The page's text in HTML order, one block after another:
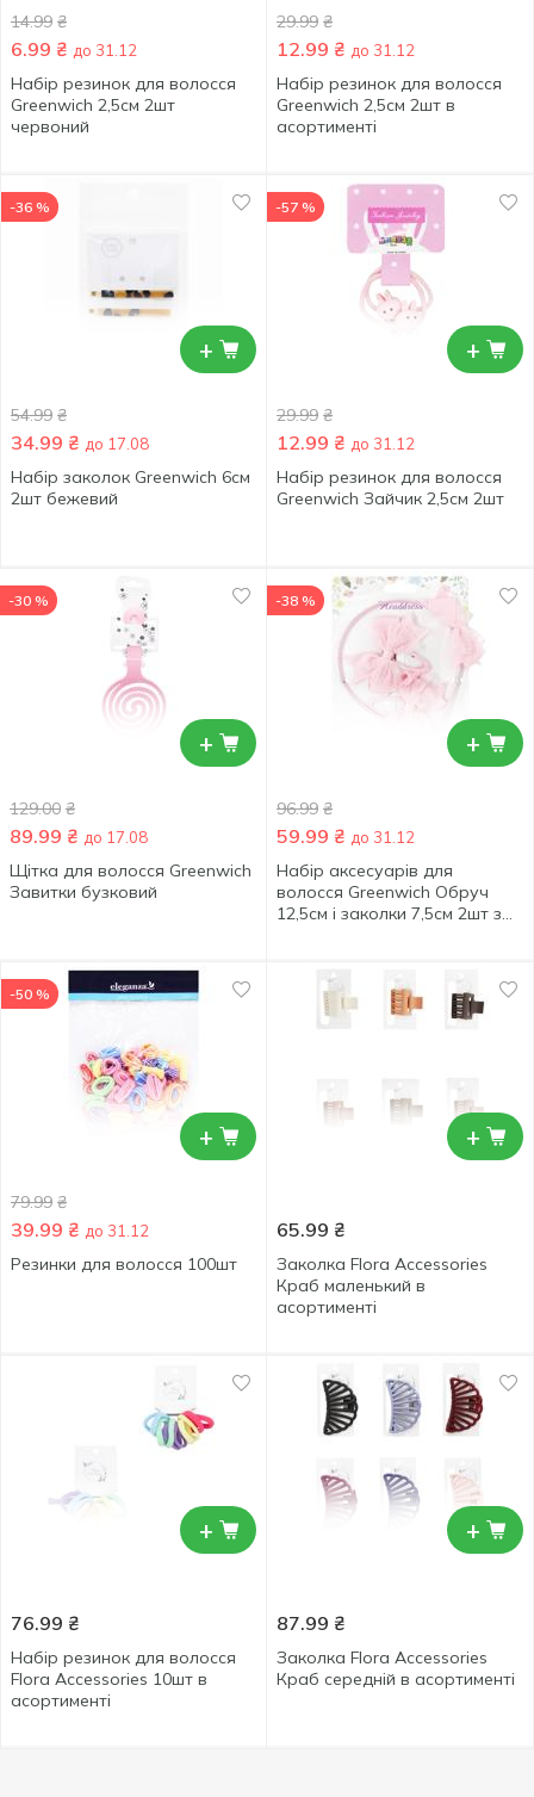
14.99 ₴
6.99 ₴ до 31.12
Набір резинок для волосся
Greenwich 2,5см 2шт
червоний
29.99 ₴
12.99 ₴ до 31.12
Набір резинок для волосся
Greenwich 2,5см 2шт в
асортименті
+
-36 %
54.99 ₴
34.99 ₴ до 17.08
Набір заколок Greenwich 6см
2шт бежевий
+
-57 %
29.99 ₴
12.99 ₴ до 31.12
Набір резинок для волосся
Greenwich Зайчик 2,5см 2шт
+
-30 %
129.00 ₴
89.99 ₴ до 17.08
Щітка для волосся Greenwich
Завитки бузковий
+
-38 %
96.99 ₴
59.99 ₴ до 31.12
Набір аксесуарів для
волосся Greenwich Обруч
12,5см і заколки 7,5см 2шт з
+
-50 %
79.99 ₴
39.99 ₴ до 31.12
Резинки для волосся 100шт
+
65.99 ₴
Заколка Flora Accessories
Краб маленький в
асортименті
+
76.99 ₴
Набір резинок для волосся
Flora Accessories 10шт в
асортименті
+
87.99 ₴
Заколка Flora Accessories
Краб середній в асортименті